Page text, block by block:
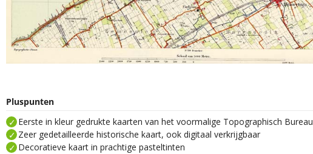
Pluspunten
Eerste in kleur gedrukte kaarten van het voormalige Topographisch Bureau
Zeer gedetailleerde historische kaart, ook digitaal verkrijgbaar
Decoratieve kaart in prachtige pasteltinten